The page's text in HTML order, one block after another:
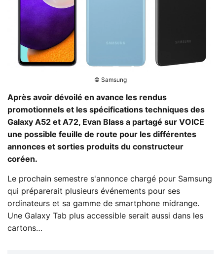
© Samsung
Après avoir dévoilé en avance les rendus
promotionnels et les spécifications techniques des
Galaxy A52 et A72, Evan Blass a partagé sur VOICE
une possible feuille de route pour les différentes
annonces et sorties produits du constructeur
coréen.
Le prochain semestre s'annonce chargé pour Samsung
qui préparerait plusieurs événements pour ses
ordinateurs et sa gamme de smartphone midrange.
Une Galaxy Tab plus accessible serait aussi dans les
cartons…